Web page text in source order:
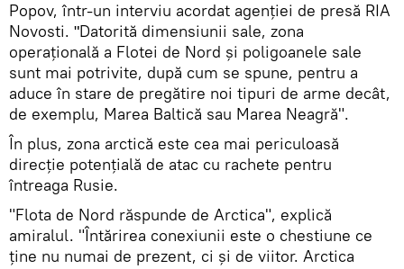
Popov, într-un interviu acordat agenției de presă RIA
Novosti. ʺDatorită dimensiunii sale, zona
operațională a Flotei de Nord și poligoanele sale
sunt mai potrivite, după cum se spune, pentru a
aduce în stare de pregătire noi tipuri de arme decât,
de exemplu, Marea Baltică sau Marea Neagră".
În plus, zona arctică este cea mai periculoasă
direcție potențială de atac cu rachete pentru
întreaga Rusie.
"Flota de Nord răspunde de Arctica", explică
amiralul. "Întărirea conexiunii este o chestiune ce
ține nu numai de prezent, ci și de viitor. Arctica